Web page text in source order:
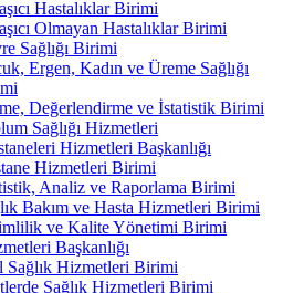
Hastalıklar Birimi
Olmayan Hastalıklar Birimi
Sağlığı Birimi
Ergen, Kadın ve Üreme Sağlığı
Değerlendirme ve İstatistik Birimi
Sağlığı Hizmetleri
Hizmetleri Başkanlığı
Hizmetleri Birimi
Analiz ve Raporlama Birimi
Bakım ve Hasta Hizmetleri Birimi
ve Kalite Yönetimi Birimi
Başkanlığı
Sağlık Hizmetleri Birimi
Sağlık Hizmetleri Birimi